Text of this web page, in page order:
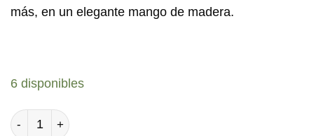
más, en un elegante mango de madera.
6 disponibles
Multiherramienta Camping - Gentlemen's Hardware